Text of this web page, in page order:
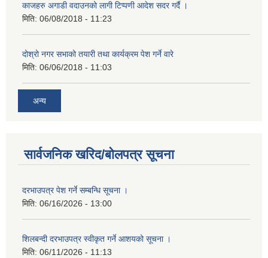
काजहरु अगाडी वदाउनको लागी टिप्पणी आदेश सदर गर्दै ।
मिति: 06/08/2018 - 11:23
दोश्रो नगर सभाको तयारी तथा कार्यक्रम पेश गर्ने वारे
मिति: 06/06/2018 - 11:03
अन्य
सार्वजनिक खरिद/बोलपत्र सूचना
दरभाउपत्र पेश गर्ने सम्बन्धि सूचना ।
मिति: 06/16/2026 - 13:00
शिलबन्दी दरभाउपत्र स्वीकृत गर्ने आशयको सूचना ।
मिति: 06/11/2026 - 11:13